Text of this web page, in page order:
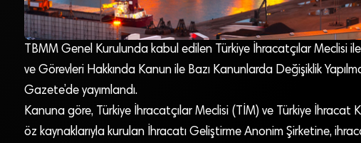
TBMM Genel Kurulunda kabul edilen Türkiye İhracatçılar Meclisi
ve Görevleri Hakkında Kanun ile Bazı Kanunlarda Değişiklik
Gazete’de yayımlandı.
Kanuna göre, Türkiye İhracatçılar Meclisi (TİM) ve Türkiye İhracat
öz kaynaklarıyla kurulan İhracatı Geliştirme Anonim Şirketine,